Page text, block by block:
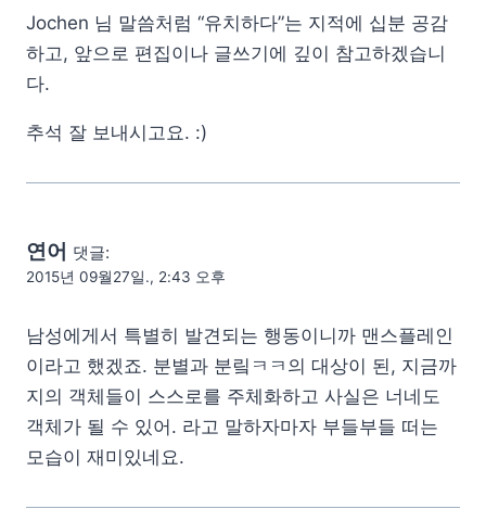
Jochen 님 말씀처럼 “유치하다”는 지적에 십분 공감
하고, 앞으로 편집이나 글쓰기에 깊이 참고하겠습니
다.
추석 잘 보내시고요. :)
연어 댓글:
2015년 09월27일., 2:43 오후
남성에게서 특별히 발견되는 행동이니까 맨스플레인
이라고 했겠죠. 분별과 분맄ㅋㅋ의 대상이 된, 지금까
지의 객체들이 스스로를 주체화하고 사실은 너네도
객체가 될 수 있어. 라고 말하자마자 부들부들 떠는
모습이 재미있네요.